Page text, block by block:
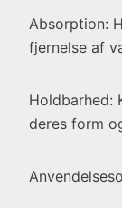
Absorption:
fjernelse af
Holdbarhed:
deres form